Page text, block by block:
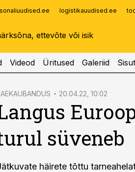
logistikauudised.ee
Infopank
Videod Üritused Galeriid
20.04.22, 10:02
süveneb
häirete tõttu